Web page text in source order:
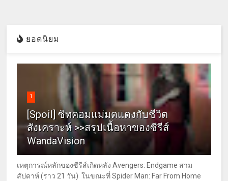
ยอดนิยม
1
[Spoil] ซิทคอมแม่มดแดงกับชีวิต
สังเคราะห์ >>สรุปเนื้อหาของซีรีส์
WandaVision
เหตุการณ์หลักของซีรีส์เกิดหลัง Avengers: Endgame สาม
สัปดาห์ (ราว 21 วัน) ในขณะที่ Spider Man: Far From Home